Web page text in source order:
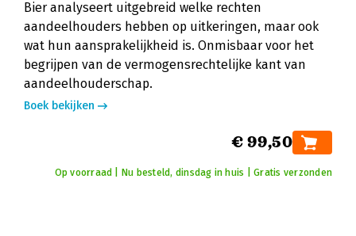
Bier analyseert uitgebreid welke rechten
aandeelhouders hebben op uitkeringen, maar ook
wat hun aansprakelijkheid is. Onmisbaar voor het
begrijpen van de vermogensrechtelijke kant van
aandeelhouderschap.
Boek bekijken
€ 99,50
Op voorraad | Nu besteld, dinsdag in huis | Gratis verzonden